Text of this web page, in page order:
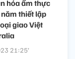
hóa ẩm thực
thiết lập
giao Việt
21:25’